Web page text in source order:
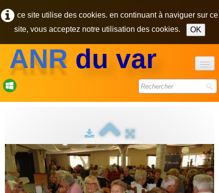
ce site utilise des cookies. en continuant à naviguer sur ce
site, vous acceptez notre utilisation des cookies.
OK
ANR du var
accueil
photos▼
contact